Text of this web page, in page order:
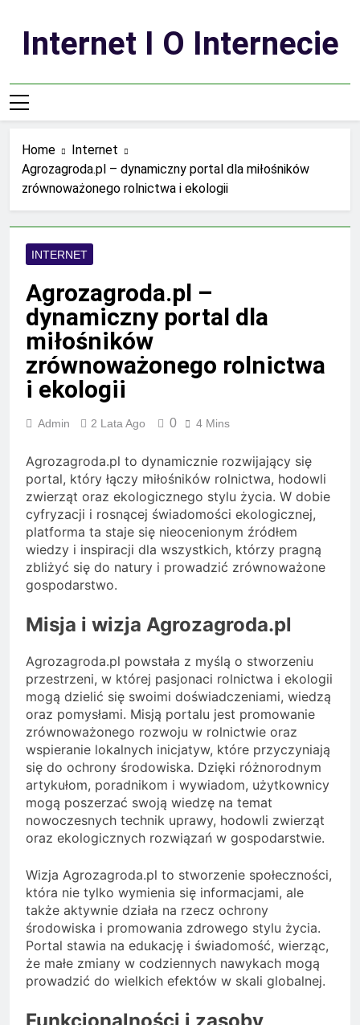
contentInternet I O Internecie
Home
Internet
Agrozagroda.pl – dynamiczny portal dla miłośników
zrównoważonego rolnictwa i ekologii
INTERNET
Agrozagroda.pl –
dynamiczny portal dla
miłośników
zrównoważonego rolnictwa
i ekologii
Admin 2 Lata Ago 0 4 Mins
Agrozagroda.pl to dynamicznie rozwijający się
portal, który łączy miłośników rolnictwa, hodowli
zwierząt oraz ekologicznego stylu życia. W dobie
cyfryzacji i rosnącej świadomości ekologicznej,
platforma ta staje się nieocenionym źródłem
wiedzy i inspiracji dla wszystkich, którzy pragną
zbliżyć się do natury i prowadzić zrównoważone
gospodarstwo.
Misja i wizja Agrozagroda.pl
Agrozagroda.pl powstała z myślą o stworzeniu
przestrzeni, w której pasjonaci rolnictwa i ekologii
mogą dzielić się swoimi doświadczeniami, wiedzą
oraz pomysłami. Misją portalu jest promowanie
zrównoważonego rozwoju w rolnictwie oraz
wspieranie lokalnych inicjatyw, które przyczyniają
się do ochrony środowiska. Dzięki różnorodnym
artykułom, poradnikom i wywiadom, użytkownicy
mogą poszerzać swoją wiedzę na temat
nowoczesnych technik uprawy, hodowli zwierząt
oraz ekologicznych rozwiązań w gospodarstwie.
Wizja Agrozagroda.pl to stworzenie społeczności,
która nie tylko wymienia się informacjami, ale
także aktywnie działa na rzecz ochrony
środowiska i promowania zdrowego stylu życia.
Portal stawia na edukację i świadomość, wierząc,
że małe zmiany w codziennych nawykach mogą
prowadzić do wielkich efektów w skali globalnej.